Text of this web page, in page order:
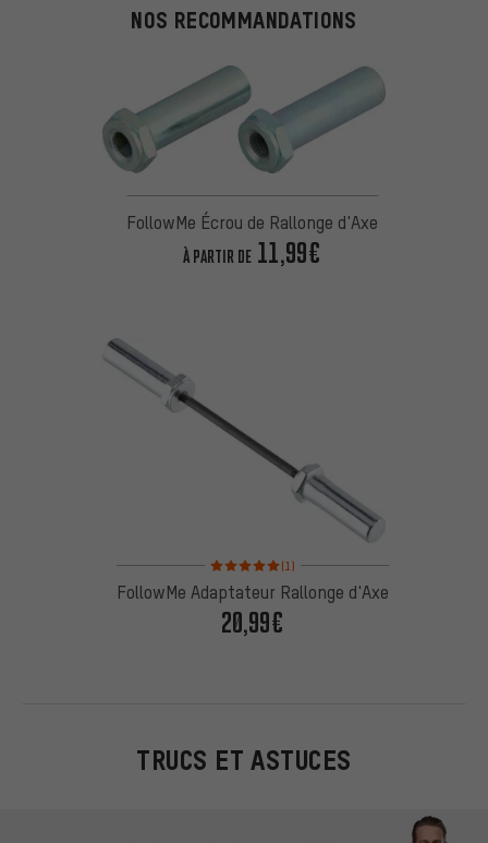
NOS RECOMMANDATIONS
FollowMe Écrou de Rallonge d'Axe
À PARTIR DE 11,99€
Note moyenne : 5 sur 5 d'après 1 avis
(1)
FollowMe Adaptateur Rallonge d'Axe
20,99€
TRUCS ET ASTUCES